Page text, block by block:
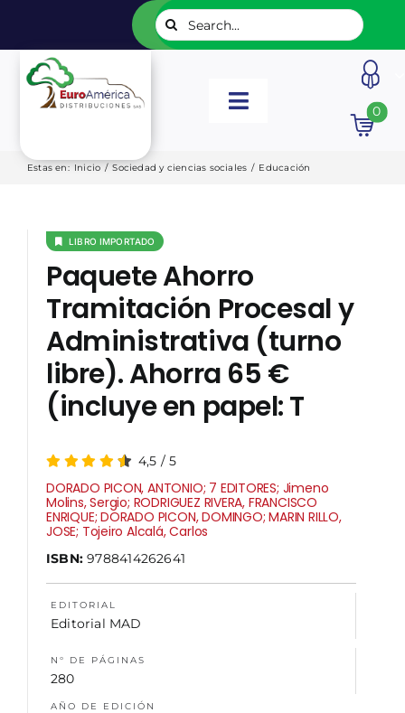
contenido
Buscar:
Toggle
INICIO
EDITORIALES
CATÁLOGOS
LISTADOS
0
Estas en: Inicio / Sociedad y ciencias sociales / Educación
LIBRO IMPORTADO
Paquete Ahorro
Tramitación Procesal y
Administrativa (turno
libre). Ahorra 65 €
(incluye en papel: T
4,5 /5
DORADO PICON, ANTONIO; 7 EDITORES; Jimeno
Molins, Sergio; RODRIGUEZ RIVERA, FRANCISCO
ENRIQUE; DORADO PICON, DOMINGO; MARIN RILLO,
JOSE; Tojeiro Alcalá, Carlos
ISBN:9788414262641
EDITORIAL
Editorial MAD
N° DE PÁGINAS
280
AÑO DE EDICIÓN